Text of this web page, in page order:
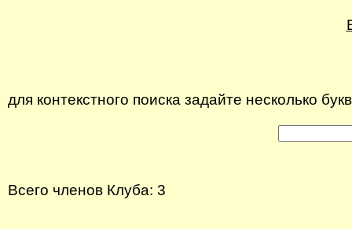
для контекстного поиска задайте несколько
Всего членов Клуба: 3